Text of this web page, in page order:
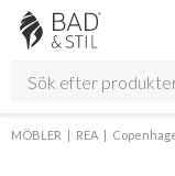
MÖBLER REA